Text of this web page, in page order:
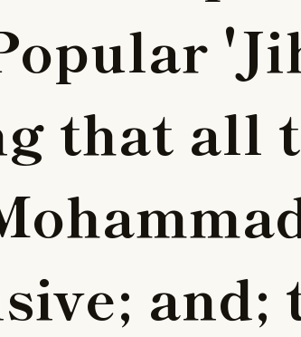
opular 'Ji
g that all t
ohamma
sive; and;